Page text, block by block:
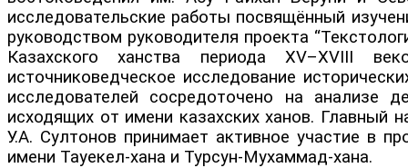
исследовательские работы посвящённый
руководством руководителя проекта
Казахского ханства периода XV–XVIII
источниковедческое исследование
исследователей сосредоточено на анализе
исходящих от имени казахских ханов. Главный
У.А. Султонов принимает активное участие в
имени Тауекел-хана и Турсун-Мухаммад-хана.